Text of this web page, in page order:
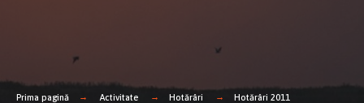
Prima pagină Activitate Hotărâri Hotărâri 2011